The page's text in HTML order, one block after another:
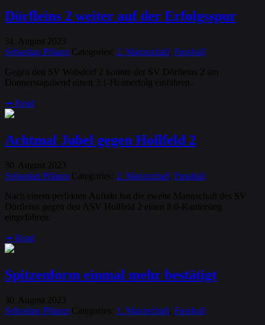
Dörfleins 2 weiter auf der Erfolgsspur
31 August
2023
Sebastian Pflaum Categories: 2. Mannschaft Fussball
Gegen den SV Walsdorf 2 konnte der SV Dörfleins 2 am
Donnerstagabend einen 3:1-Heimerfolg einfahren.
➞ Read
Achtmal Jubel gegen Hollfeld 2
30 August
2023
Sebastian Pflaum Categories: 2. Mannschaft Fussball
Nach einem perfekten Auftakt hat die zweite Mannschaft des SV
Dörfleins gegen den ASV Hollfeld 2 einen 8:0-Kantersieg
eingefahren.
➞ Read
Spitzenform einmal mehr bestätigt
30 August
2023
Sebastian Pflaum Categories: 1. Mannschaft Fussball